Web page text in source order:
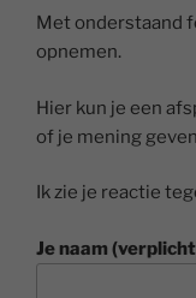
Met onderstaand
opnemen.
Hier kun je een
of je mening
Ik zie je reactie
Je naam